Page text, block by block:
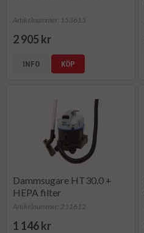
Artikelnummer: 153615
2 905 kr
INFO KÖP
Dammsugare HT30.0 +
HEPA filter
Artikelnummer: 211612
1 146 kr